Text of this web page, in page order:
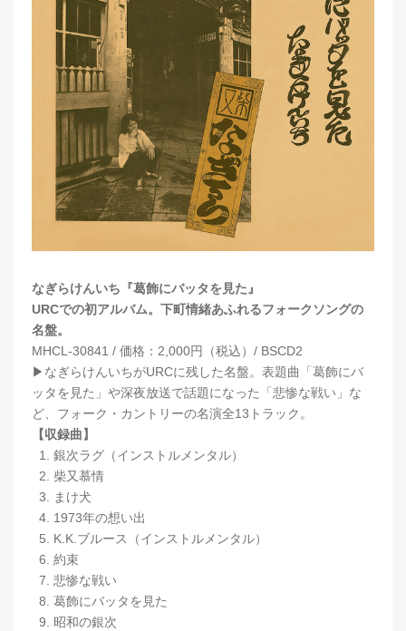
なぎらけんいち『葛飾にバッタを見た』
URCでの初アルバム。下町情緒あふれるフォークソングの
名盤。
MHCL-30841 / 価格：2,000円（税込）/ BSCD2
▶︎なぎらけんいちがURCに残した名盤。表題曲「葛飾にバ
ッタを見た」や深夜放送で話題になった「悲惨な戦い」な
ど、フォーク・カントリーの名演全13トラック。
【収録曲】
1. 銀次ラグ（インストルメンタル）
2. 柴又慕情
3. まけ犬
4. 1973年の想い出
5. K.K.ブルース（インストルメンタル）
6. 約束
7. 悲惨な戦い
8. 葛飾にバッタを見た
9. 昭和の銀次